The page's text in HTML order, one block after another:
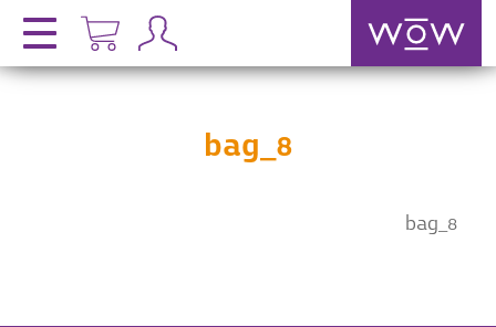
bag_8
bag_8